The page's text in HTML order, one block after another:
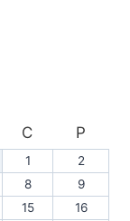
C P
1
2
8
9
15
16